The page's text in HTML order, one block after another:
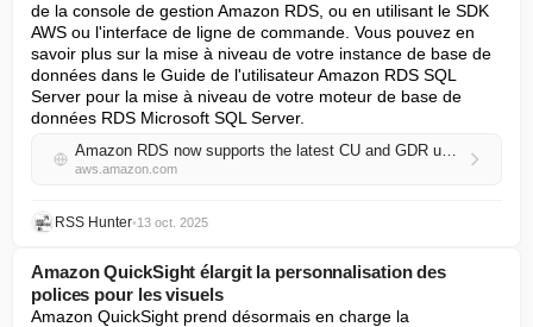
de la console de gestion Amazon RDS, ou en utilisant le SDK
AWS ou l'interface de ligne de commande. Vous pouvez en
savoir plus sur la mise à niveau de votre instance de base de
données dans le Guide de l'utilisateur Amazon RDS SQL
Server pour la mise à niveau de votre moteur de base de
données RDS Microsoft SQL Server.
Amazon RDS now supports the latest CU and GDR updates for Microsoft SQL Server
aws.amazon.com
RSS Hunter•13 oct. 2025
Amazon QuickSight élargit la personnalisation des
polices pour les visuels
Amazon QuickSight prend désormais en charge la